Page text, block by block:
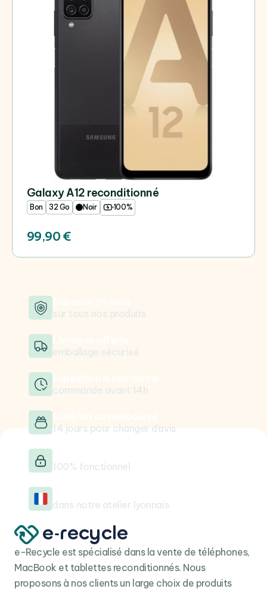
Galaxy A12 reconditionné
32 Go
Bon Noir 100%
99,90 €
sur tous nos produits
emballage sécurisé
commande avant 14h
dans notre atelier lyonnais
100% fonctionnel
14 jours pour changer d’avis
e-Recycle est spécialisé dans la vente de téléphones,
MacBook et tablettes reconditionnés. Nous
proposons à nos clients un large choix de produits